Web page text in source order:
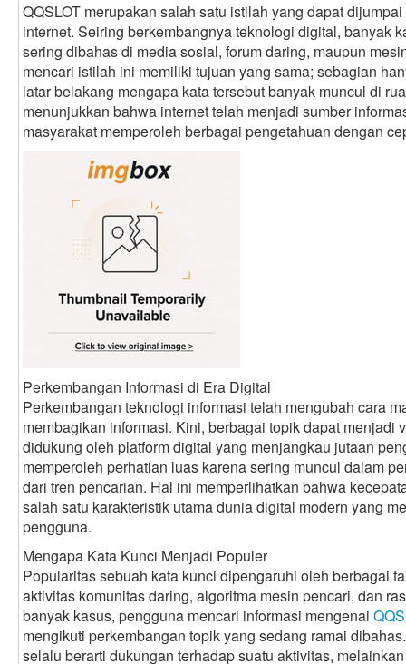
QQSLOT merupakan salah satu istilah yang dapat
internet. Seiring berkembangnya teknologi digital, banyak
sering dibahas di media sosial, forum daring, maupun
mencari istilah ini memiliki tujuan yang sama; sebagian
latar belakang mengapa kata tersebut banyak muncul di
menunjukkan bahwa internet telah menjadi sumber
masyarakat memperoleh berbagai pengetahuan dengan
Perkembangan Informasi di Era Digital
Perkembangan teknologi informasi telah mengubah cara
membagikan informasi. Kini, berbagai topik dapat menjadi
didukung oleh platform digital yang menjangkau jutaan
memperoleh perhatian luas karena sering muncul dalam
dari tren pencarian. Hal ini memperlihatkan bahwa
salah satu karakteristik utama dunia digital modern yang
pengguna.
Mengapa Kata Kunci Menjadi Populer
Popularitas sebuah kata kunci dipengaruhi oleh berbagai
aktivitas komunitas daring, algoritma mesin pencari, dan
banyak kasus, pengguna mencari informasi mengenai
mengikuti perkembangan topik yang sedang ramai
selalu berarti dukungan terhadap suatu aktivitas,